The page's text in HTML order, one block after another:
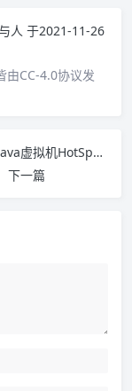
人 于2021-11-26
由CC-4.0协议发
深入解析Java虚拟机HotSpot PDF下载
下一篇